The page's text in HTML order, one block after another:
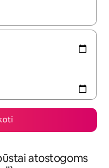
juos naršyti galite
atostogoms